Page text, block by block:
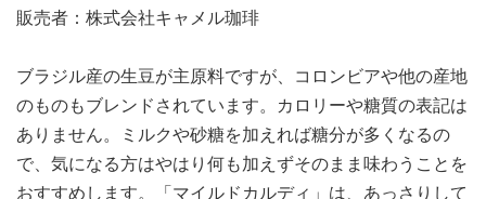
販売者：株式会社キャメル珈琲
ブラジル産の生豆が主原料ですが、コロンビアや他の産地
のものもブレンドされています。カロリーや糖質の表記は
ありません。ミルクや砂糖を加えれば糖分が多くなるの
で、気になる方はやはり何も加えずそのまま味わうことを
おすすめします。「マイルドカルディ」は、あっさりして